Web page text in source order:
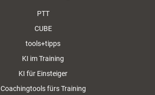
PTT
CUBE
tools+tipps
KI im Training
KI für Einsteiger
Coachingtools fürs Training